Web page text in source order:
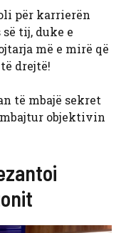
për karrierën
tij, duke e
më e mirë që
drejtë!
të mbajë sekret
objektivin